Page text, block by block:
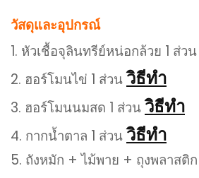
วัสดุและอุปกรณ์
1. หัวเชื้อจุลินทรีย์หน่อกล้วย 1 ส่วน
2. ฮอร์โมนไข่ 1 ส่วนวิธีทำ
3. ฮอร์โมนนมสด 1 ส่วนวิธีทำ
4. กากน้ำตาล 1 ส่วนวิธีทำ
5. ถังหมัก + ไม้พาย + ถุงพลาสติก